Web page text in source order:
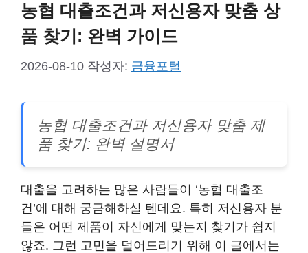
농협 대출조건과 저신용자 맞춤 상
품 찾기: 완벽 가이드
2026-08-10 작성자: 금융포털
농협 대출조건과 저신용자 맞춤 제
품 찾기: 완벽 설명서
대출을 고려하는 많은 사람들이 ‘농협 대출조
건’에 대해 궁금해하실 텐데요. 특히 저신용자 분
들은 어떤 제품이 자신에게 맞는지 찾기가 쉽지
않죠. 그런 고민을 덜어드리기 위해 이 글에서는